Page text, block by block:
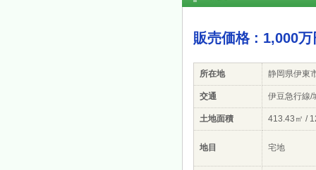
販売価格 : 1,000万
所在地 静岡県伊東
交通 伊豆急行線/
土地面積 413.43㎡ /
地目 宅地